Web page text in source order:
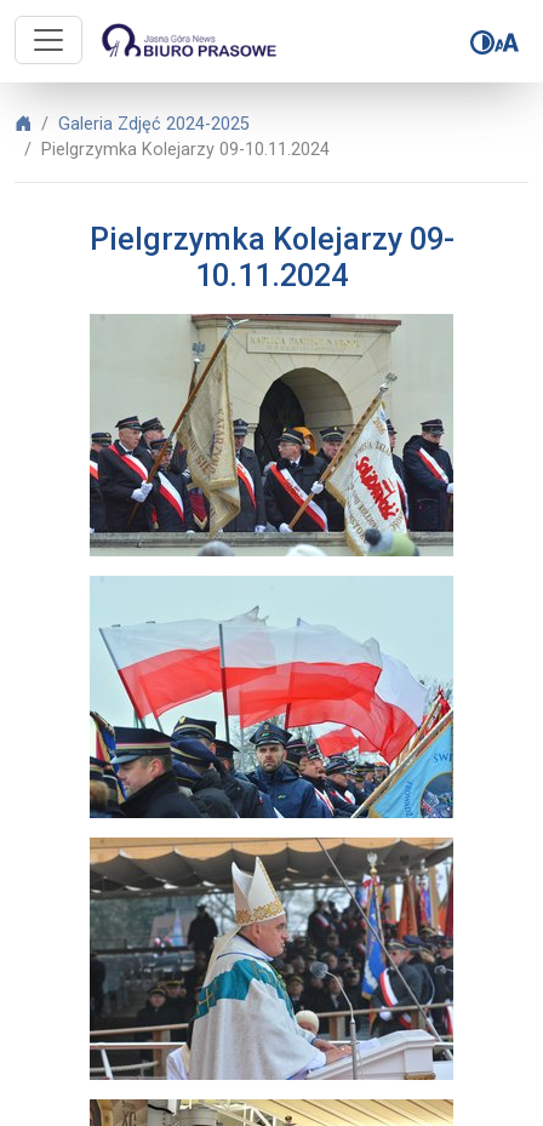
Biuro Prasowe Jasnej Góry –
Biuro Prasowe Jasnej Góry
Galeria Zdjęć 2024-2025
Pielgrzymka Kolejarzy 09-10.11.2024
Pielgrzymka Kolejarzy 09-
10.11.2024